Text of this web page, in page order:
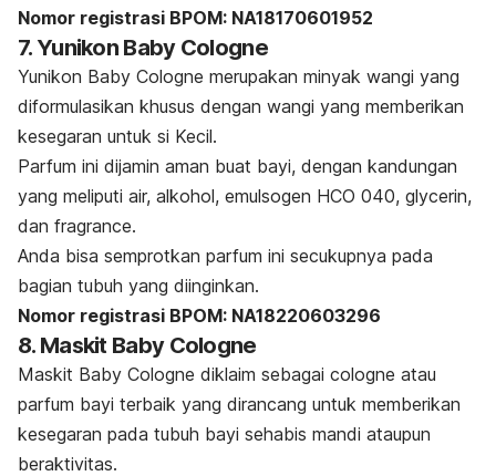
Nomor registrasi BPOM: NA18170601952
7. Yunikon Baby Cologne
Yunikon Baby Cologne merupakan minyak wangi yang
diformulasikan khusus dengan wangi yang memberikan
kesegaran untuk si Kecil.
Parfum ini dijamin aman buat bayi, dengan kandungan
yang meliputi air, alkohol, emulsogen HCO 040, glycerin,
dan fragrance.
Anda bisa semprotkan parfum ini secukupnya pada
bagian tubuh yang diinginkan.
Nomor registrasi BPOM: NA18220603296
8. Maskit Baby Cologne
Maskit Baby Cologne diklaim sebagai cologne atau
parfum bayi terbaik yang dirancang untuk memberikan
kesegaran pada tubuh bayi sehabis mandi ataupun
beraktivitas.